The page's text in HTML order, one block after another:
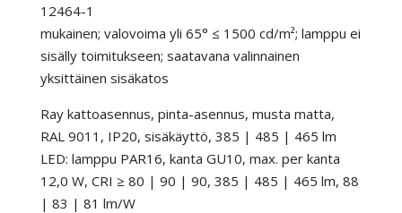
12464-1
mukainen; valovoima yli 65° ≤ 1500 cd/m²; lamppu ei
sisälly toimitukseen; saatavana valinnainen
yksittäinen sisäkatos
Ray kattoasennus, pinta-asennus, musta matta,
RAL 9011, IP20, sisäkäyttö, 385 | 485 | 465 lm
LED: lamppu PAR16, kanta GU10, max. per kanta
12,0 W, CRI ≥ 80 | 90 | 90, 385 | 485 | 465 lm, 88
| 83 | 81 lm/W